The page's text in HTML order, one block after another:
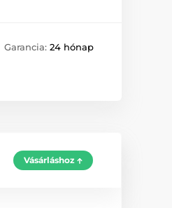
Garancia: 24 hónap
Vásárláshoz